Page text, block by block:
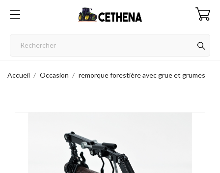
Accueil Occasion remorque forestière avec grue et grumes